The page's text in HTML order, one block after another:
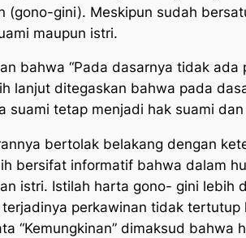
gini). Meskipun sudah
maupun istri.
“Pada dasarnya tidak ada
lanjut ditegaskan bahwa pada
tetap menjadi hak suami
bertolak belakang dengan
bersifat informatif bahwa dalam
istri. Istilah harta gono- gini lebih
perkawinan tidak
“Kemungkinan” dimaksud